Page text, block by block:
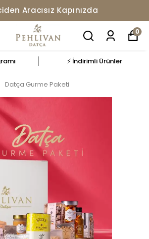
Aracısız Kapınızda
0
⚡ İndirimli Ürünler
Datça Gurme Paketi